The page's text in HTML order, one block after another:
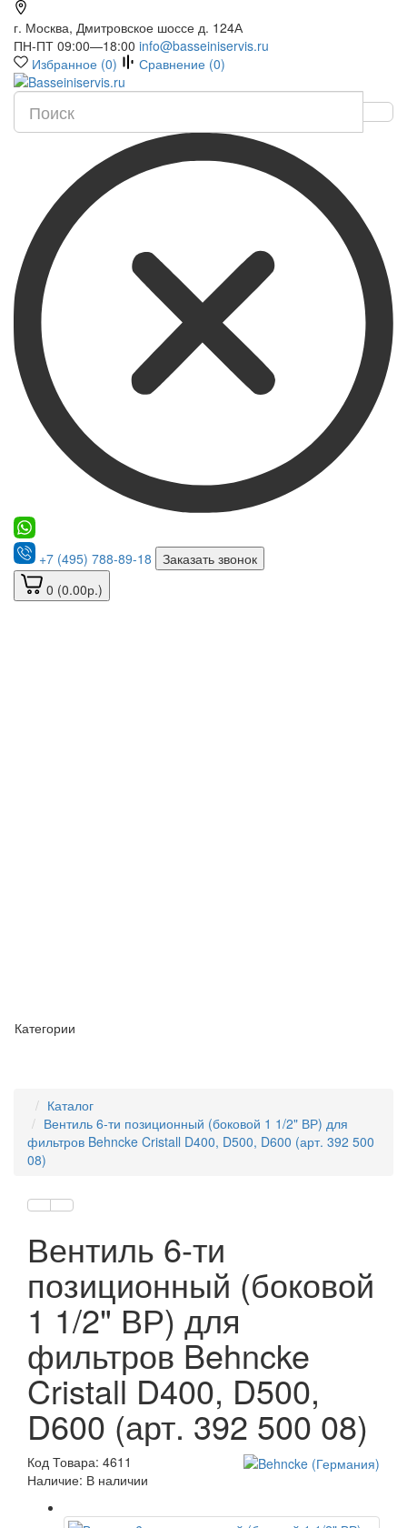
г. Москва, Дмитровское шоссе д. 124А
ПН-ПТ 09:00—18:00 info@basseiniservis.ru
Избранное (0) Сравнение (0)
+7 (495) 788-89-18
Заказать звонок
0 (0.00р.)
Категории
Каталог
Вентиль 6-ти позиционный (боковой 1 1/2" ВР) для
фильтров Behncke Cristall D400, D500, D600 (арт. 392 500
08)
Вентиль 6-ти
позиционный (боковой
1 1/2" ВР) для
фильтров Behncke
Cristall D400, D500,
D600 (арт. 392 500 08)
Код Товара: 4611
Наличие: В наличии